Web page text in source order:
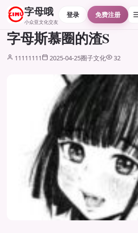
字母哦
小众亚文化交友
登录 免费注册
字母斯慕圈的渣S
11111111 2025-04-25圈子文化 32